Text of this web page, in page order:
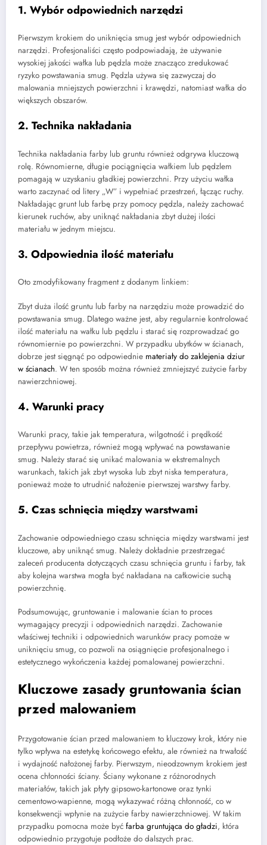
1. Wybór odpowiednich narzędzi
Pierwszym krokiem do uniknięcia smug jest wybór odpowiednich
narzędzi. Profesjonaliści często podpowiadają, że używanie
wysokiej jakości wałka lub pędzla może znacząco zredukować
ryzyko powstawania smug. Pędzla używa się zazwyczaj do
malowania mniejszych powierzchni i krawędzi, natomiast wałka do
większych obszarów.
2. Technika nakładania
Technika nakładania farby lub gruntu również odgrywa kluczową
rolę. Równomierne, długie pociągnięcia wałkiem lub pędzlem
pomagają w uzyskaniu gładkiej powierzchni. Przy użyciu wałka
warto zaczynać od litery „W” i wypełniać przestrzeń, łącząc ruchy.
Nakładając grunt lub farbę przy pomocy pędzla, należy zachować
kierunek ruchów, aby uniknąć nakładania zbyt dużej ilości
materiału w jednym miejscu.
3. Odpowiednia ilość materiału
Oto zmodyfikowany fragment z dodanym linkiem:
Zbyt duża ilość gruntu lub farby na narzędziu może prowadzić do
powstawania smug. Dlatego ważne jest, aby regularnie kontrolować
ilość materiału na wałku lub pędzlu i starać się rozprowadzać go
równomiernie po powierzchni. W przypadku ubytków w ścianach,
dobrze jest sięgnąć po odpowiednie materiały do zaklejenia dziur
w ścianach. W ten sposób można również zmniejszyć zużycie farby
nawierzchniowej.
4. Warunki pracy
Warunki pracy, takie jak temperatura, wilgotność i prędkość
przepływu powietrza, również mogą wpływać na powstawanie
smug. Należy starać się unikać malowania w ekstremalnych
warunkach, takich jak zbyt wysoka lub zbyt niska temperatura,
ponieważ może to utrudnić nałożenie pierwszej warstwy farby.
5. Czas schnięcia między warstwami
Zachowanie odpowiedniego czasu schnięcia między warstwami jest
kluczowe, aby uniknąć smug. Należy dokładnie przestrzegać
zaleceń producenta dotyczących czasu schnięcia gruntu i farby, tak
aby kolejna warstwa mogła być nakładana na całkowicie suchą
powierzchnię.
Podsumowując, gruntowanie i malowanie ścian to proces
wymagający precyzji i odpowiednich narzędzi. Zachowanie
właściwej techniki i odpowiednich warunków pracy pomoże w
uniknięciu smug, co pozwoli na osiągnięcie profesjonalnego i
estetycznego wykończenia każdej pomalowanej powierzchni.
Kluczowe zasady gruntowania ścian
przed malowaniem
Przygotowanie ścian przed malowaniem to kluczowy krok, który nie
tylko wpływa na estetykę końcowego efektu, ale również na trwałość
i wydajność nałożonej farby. Pierwszym, nieodzownym krokiem jest
ocena chłonności ściany. Ściany wykonane z różnorodnych
materiałów, takich jak płyty gipsowo-kartonowe oraz tynki
cementowo-wapienne, mogą wykazywać różną chłonność, co w
konsekwencji wpłynie na zużycie farby nawierzchniowej. W takim
przypadku pomocna może być farba gruntująca do gładzi, która
odpowiednio przygotuje podłoże do dalszych prac.